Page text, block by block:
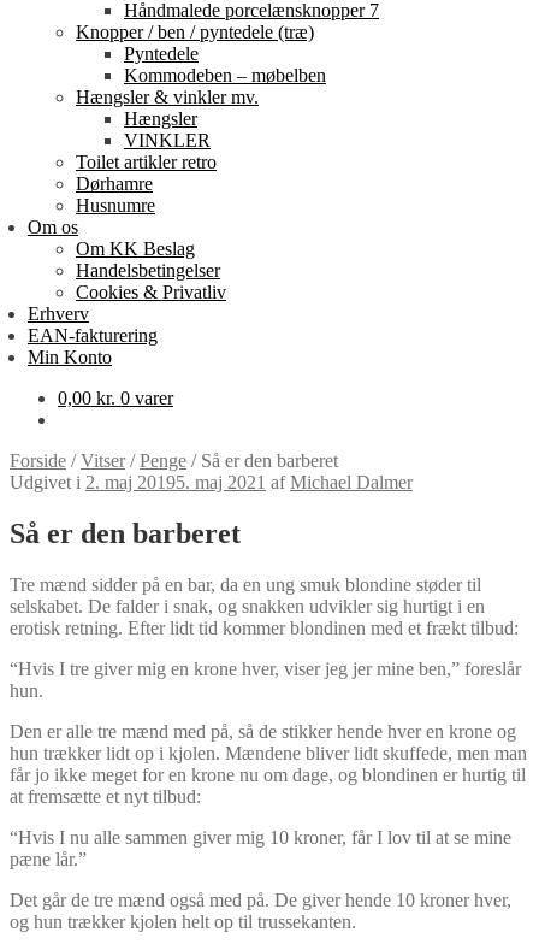
Håndmalede porcelænsknopper 7
Knopper / ben / pyntedele (træ)
Pyntedele
Kommodeben – møbelben
Hængsler & vinkler mv.
Hængsler
VINKLER
Toilet artikler retro
Dørhamre
Husnumre
Om os
Om KK Beslag
Handelsbetingelser
Cookies & Privatliv
Erhverv
EAN-fakturering
Min Konto
0,00 kr. 0 varer
Forside /Vitser/Penge / Så er den barberet
Udgivet i 2. maj 20195. maj 2021 afMichael Dalmer
Så er den barberet
Tre mænd sidder på en bar, da en ung smuk blondine støder til
selskabet. De falder i snak, og snakken udvikler sig hurtigt i en
erotisk retning. Efter lidt tid kommer blondinen med et frækt tilbud:
“Hvis I tre giver mig en krone hver, viser jeg jer mine ben,” foreslår
hun.
Den er alle tre mænd med på, så de stikker hende hver en krone og
hun trækker lidt op i kjolen. Mændene bliver lidt skuffede, men man
får jo ikke meget for en krone nu om dage, og blondinen er hurtig til
at fremsætte et nyt tilbud:
“Hvis I nu alle sammen giver mig 10 kroner, får I lov til at se mine
pæne lår.”
Det går de tre mænd også med på. De giver hende 10 kroner hver,
og hun trækker kjolen helt op til trussekanten.